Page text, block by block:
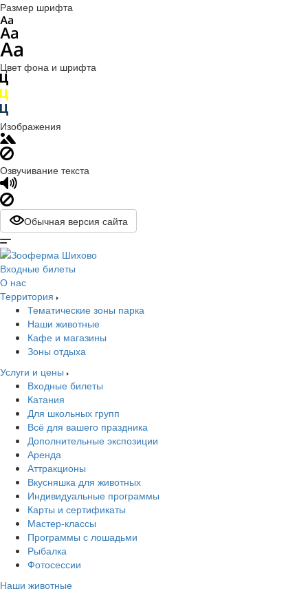
Размер шрифта
Цвет фона и шрифта
Изображения
Озвучивание текста
Обычная версия сайта
Входные билеты
О нас
Территория
Тематические зоны парка
Наши животные
Кафе и магазины
Зоны отдыха
Услуги и цены
Входные билеты
Катания
Для школьных групп
Всё для вашего праздника
Дополнительные экспозиции
Аренда
Аттракционы
Вкусняшка для животных
Индивидуальные программы
Карты и сертификаты
Мастер-классы
Программы с лошадьми
Рыбалка
Фотосессии
Наши животные